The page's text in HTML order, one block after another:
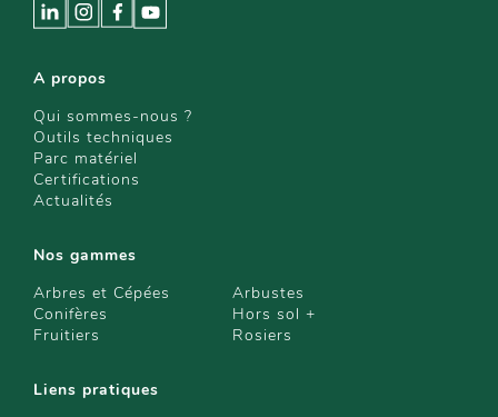
A propos
Qui sommes-nous ?
Outils techniques
Parc matériel
Certifications
Actualités
Nos gammes
Arbres et Cépées
Arbustes
Conifères
Hors sol +
Fruitiers
Rosiers
Liens pratiques